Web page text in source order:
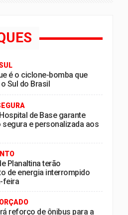
é o ciclone-bomba que
Sul do Brasil
de Base garante
segura e personalizada aos
Planaltina terão
de energia interrompido
feira
reforço de ônibus para a